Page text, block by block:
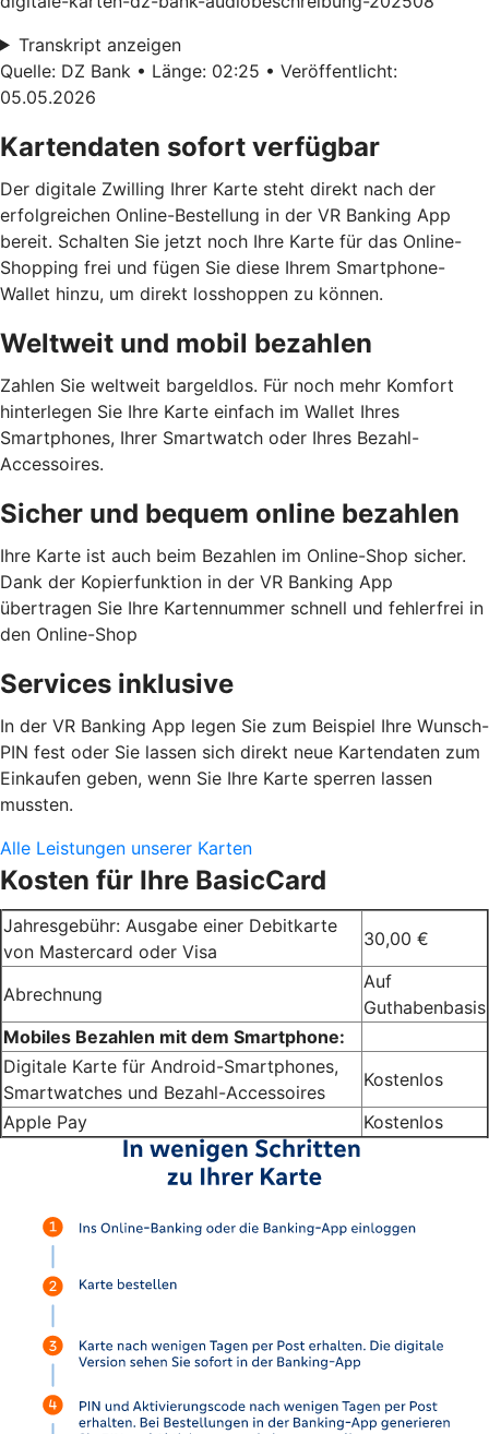
Transkript anzeigen
Quelle: DZ Bank • Länge: 02:25 • Veröffentlicht:
05.05.2026
Kartendaten sofort verfügbar
Der digitale Zwilling Ihrer Karte steht direkt nach der
erfolgreichen Online-Bestellung in der VR Banking App
bereit. Schalten Sie jetzt noch Ihre Karte für das Online-
Shopping frei und fügen Sie diese Ihrem Smartphone-
Wallet hinzu, um direkt losshoppen zu können.
Weltweit und mobil bezahlen
Zahlen Sie weltweit bargeldlos. Für noch mehr Komfort
hinterlegen Sie Ihre Karte einfach im Wallet Ihres
Smartphones, Ihrer Smartwatch oder Ihres Bezahl-
Accessoires.
Sicher und bequem online bezahlen
Ihre Karte ist auch beim Bezahlen im Online-Shop sicher.
Dank der Kopierfunktion in der VR Banking App
übertragen Sie Ihre Kartennummer schnell und fehlerfrei in
den Online-Shop
Services inklusive
In der VR Banking App legen Sie zum Beispiel Ihre Wunsch-
PIN fest oder Sie lassen sich direkt neue Kartendaten zum
Einkaufen geben, wenn Sie Ihre Karte sperren lassen
mussten.
Alle Leistungen unserer Karten
Kosten für Ihre BasicCard
Jahresgebühr: Ausgabe einer Debitkarte
von Mastercard oder Visa
30,00 €
Abrechnung
Auf
Guthabenbasis
Mobiles Bezahlen mit dem Smartphone:
Digitale Karte für Android-Smartphones,
Smartwatches und Bezahl-Accessoires
Kostenlos
Apple Pay
Kostenlos